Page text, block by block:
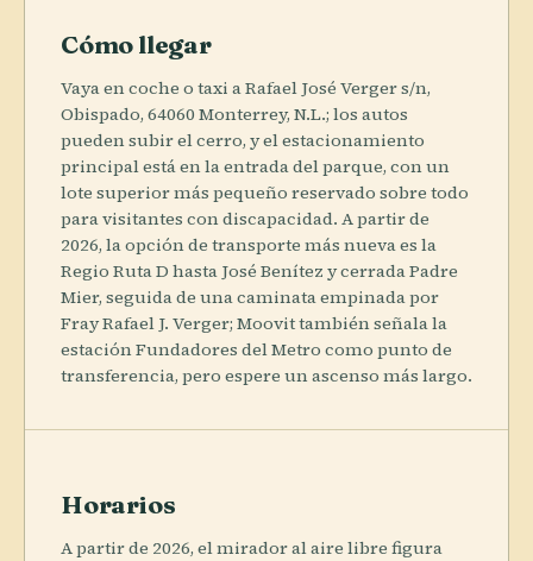
Cómo llegar
Vaya en coche o taxi a Rafael José Verger s/n,
Obispado, 64060 Monterrey, N.L.; los autos
pueden subir el cerro, y el estacionamiento
principal está en la entrada del parque, con un
lote superior más pequeño reservado sobre todo
para visitantes con discapacidad. A partir de
2026, la opción de transporte más nueva es la
Regio Ruta D hasta José Benítez y cerrada Padre
Mier, seguida de una caminata empinada por
Fray Rafael J. Verger; Moovit también señala la
estación Fundadores del Metro como punto de
transferencia, pero espere un ascenso más largo.
Horarios
A partir de 2026, el mirador al aire libre figura